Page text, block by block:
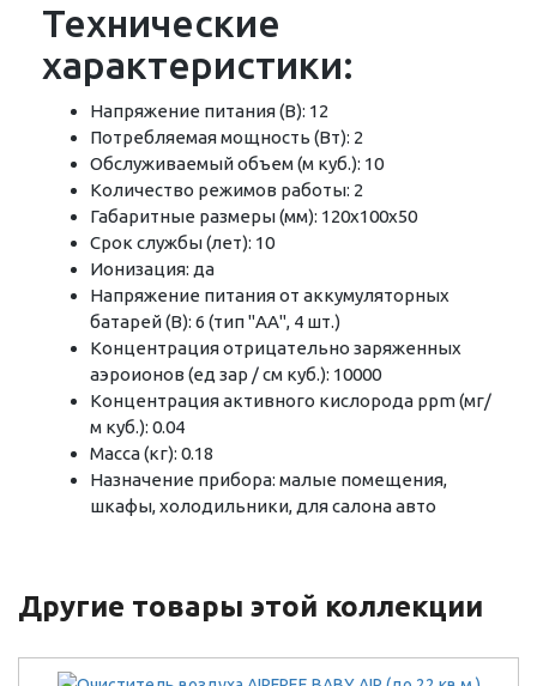
Технические
характеристики:
Напряжение питания (В): 12
Потребляемая мощность (Вт): 2
Обслуживаемый объем (м куб.): 10
Количество режимов работы: 2
Габаритные размеры (мм): 120x100x50
Срок службы (лет): 10
Ионизация: да
Напряжение питания от аккумуляторных
батарей (В): 6 (тип "АА", 4 шт.)
Концентрация отрицательно заряженных
аэроионов (ед зар / см куб.): 10000
Концентрация активного кислорода ppm (мг/
м куб.): 0.04
Масса (кг): 0.18
Назначение прибора: малые помещения,
шкафы, холодильники, для салона авто
Другие товары этой коллекции